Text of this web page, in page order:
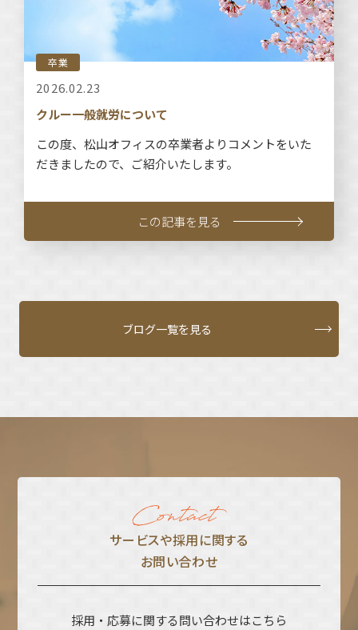
卒業
2026.02.23
クルー一般就労について
この度、松山オフィスの卒業者よりコメントをいた
だきましたので、ご紹介いたします。
この記事を見る
ブログ一覧を見る
サービスや採⽤に関する
お問い合わせ
採用・応募に関する問い合わせはこちら